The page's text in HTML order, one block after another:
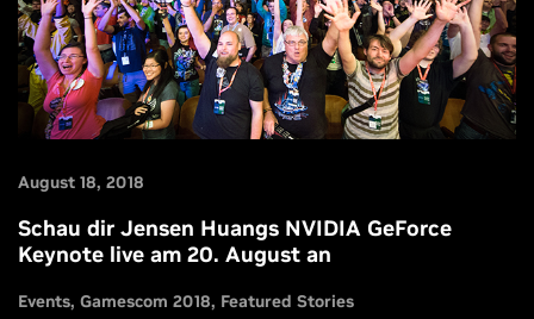
August 18, 2018
Schau dir Jensen Huangs NVIDIA GeForce
Keynote live am 20. August an
Events Gamescom 2018 Featured Stories